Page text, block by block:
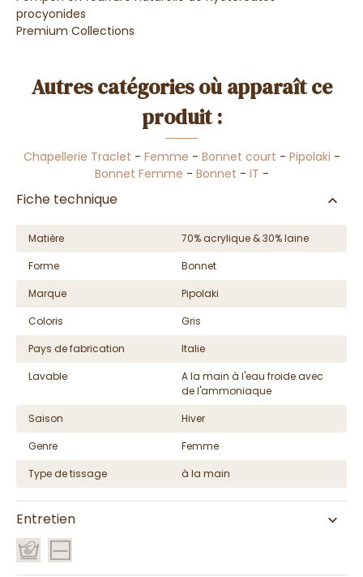
procyonides
Premium Collections
Autres catégories où apparaît ce
produit :
Chapellerie Traclet - Femme - Bonnet court - Pipolaki -
Bonnet Femme - Bonnet - IT -
Fiche technique
Matière
70% acrylique & 30% laine
Forme
Bonnet
Marque
Pipolaki
Coloris
Gris
Pays de fabrication
Italie
Lavable
A la main à l'eau froide avec
de l'ammoniaque
Saison
Hiver
Genre
Femme
Type de tissage
à la main
Entretien